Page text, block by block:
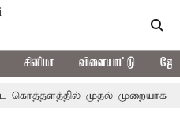
சினிமா விளையாட்டு
முதல் முறையாக தேசிய